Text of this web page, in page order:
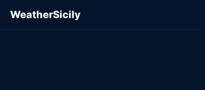
WeatherSicily